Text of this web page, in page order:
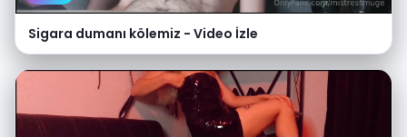
Sigara dumanı kölemiz - Video İzle